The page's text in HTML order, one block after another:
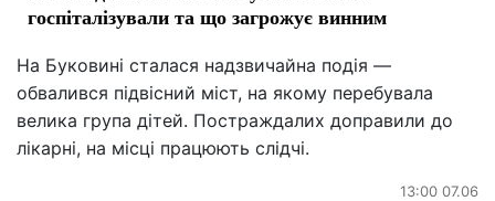
госпіталізували та що загрожує винним
На Буковині сталася надзвичайна подія —
обвалився підвісний міст, на якому перебувала
велика група дітей. Постраждалих доправили до
лікарні, на місці працюють слідчі.
13:00 07.06